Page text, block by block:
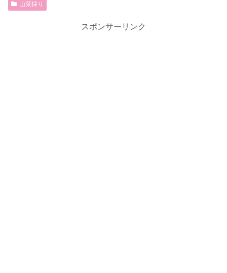
山菜採り
スポンサーリンク